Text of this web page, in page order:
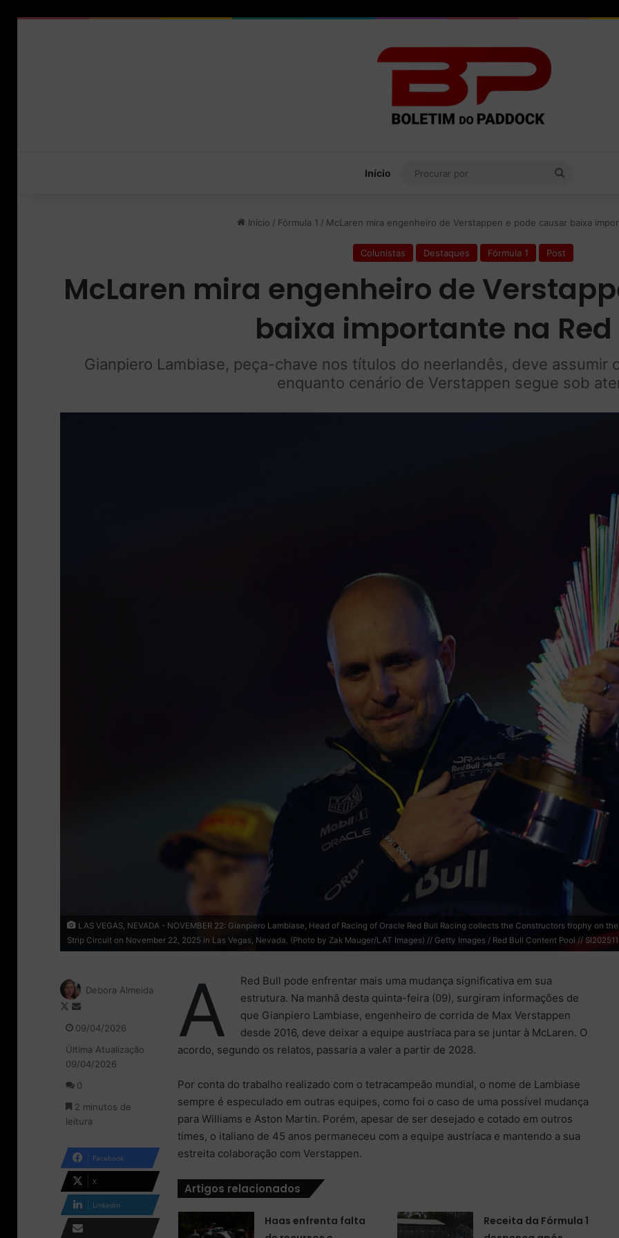
Início
Início / Fórmula 1 / McLaren mira engenheiro de Verstappen e pode causar baixa
Colunistas Destaques Fórmula 1 Post
McLaren mira engenheiro de
baixa importante na
Gianpiero Lambiase, peça-chave nos títulos do neerlandês, deve assumir
enquanto cenário de Verstappen segue sob
LAS VEGAS, NEVADA - NOVEMBER 22: Gianpiero Lambiase, Head of Racing of Oracle Red Bull Racing collects the Constructors trophy on
Strip Circuit on November 22, 2025 in Las Vegas, Nevada. (Photo by Zak Mauger/LAT Images) // Getty Images / Red Bull Content Pool //
A
Red Bull pode enfrentar mais uma mudança significativa em sua
estrutura. Na manhã desta quinta-feira (09), surgiram informações de
que Gianpiero Lambiase, engenheiro de corrida de Max Verstappen
desde 2016, deve deixar a equipe austríaca para se juntar à McLaren. O
acordo, segundo os relatos, passaria a valer a partir de 2028.
Por conta do trabalho realizado com o tetracampeão mundial, o nome de Lambiase
sempre é especulado em outras equipes, como foi o caso de uma possível mudança
para Williams e Aston Martin. Porém, apesar de ser desejado e cotado em outros
times, o italiano de 45 anos permaneceu com a equipe austríaca e mantendo a sua
estreita colaboração com Verstappen.
Artigos relacionados
Haas enfrenta falta
Receita da Fórmula 1
Debora Almeida
F
l
o
n
X
d
e
e
-
i
l
09/04/2026
Última Atualização
09/04/2026
0
2 minutos de
leitura
Facebook
X
Linkedin